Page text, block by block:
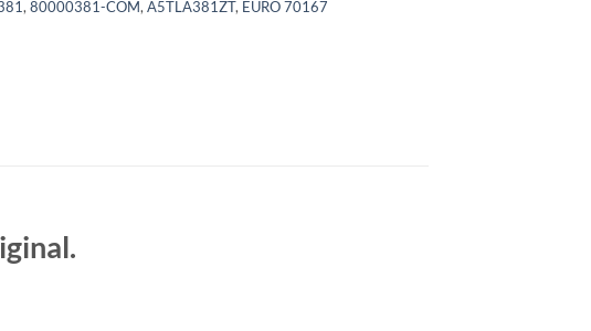
, 80000381-COM, A5TLA381ZT, EURO 70167